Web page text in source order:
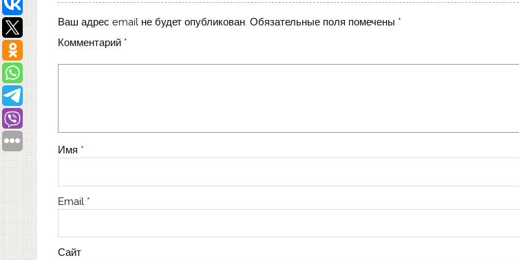
Ваш адрес email не будет опубликован. Обязательные поля помечены *
Комментарий *
Имя *
Email *
Сайт